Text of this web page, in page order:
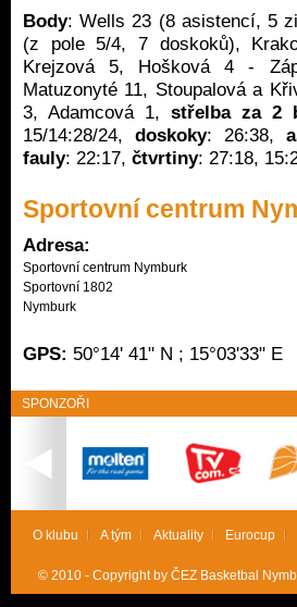
Body: Wells 23 (8 asistencí, 5
(z pole 5/4, 7 doskoků),
Krejzová 5, Hošková 4 -
Matuzonyté 11, Stoupalová a
3, Adamcová 1, střelba za 2
15/14:28/24, doskoky: 26:38,
fauly: 22:17, čtvrtiny: 27:18,
Sportovní centrum
Adresa:
Sportovní centrum Nymburk
Sportovní 1802
Nymburk
GPS: 50°14' 41" N ; 15°03'33" E
SPONZOŘI
O klubu A tým Aktuality Eurocup
© 2010 - Copyright by ČEZ Basketbal